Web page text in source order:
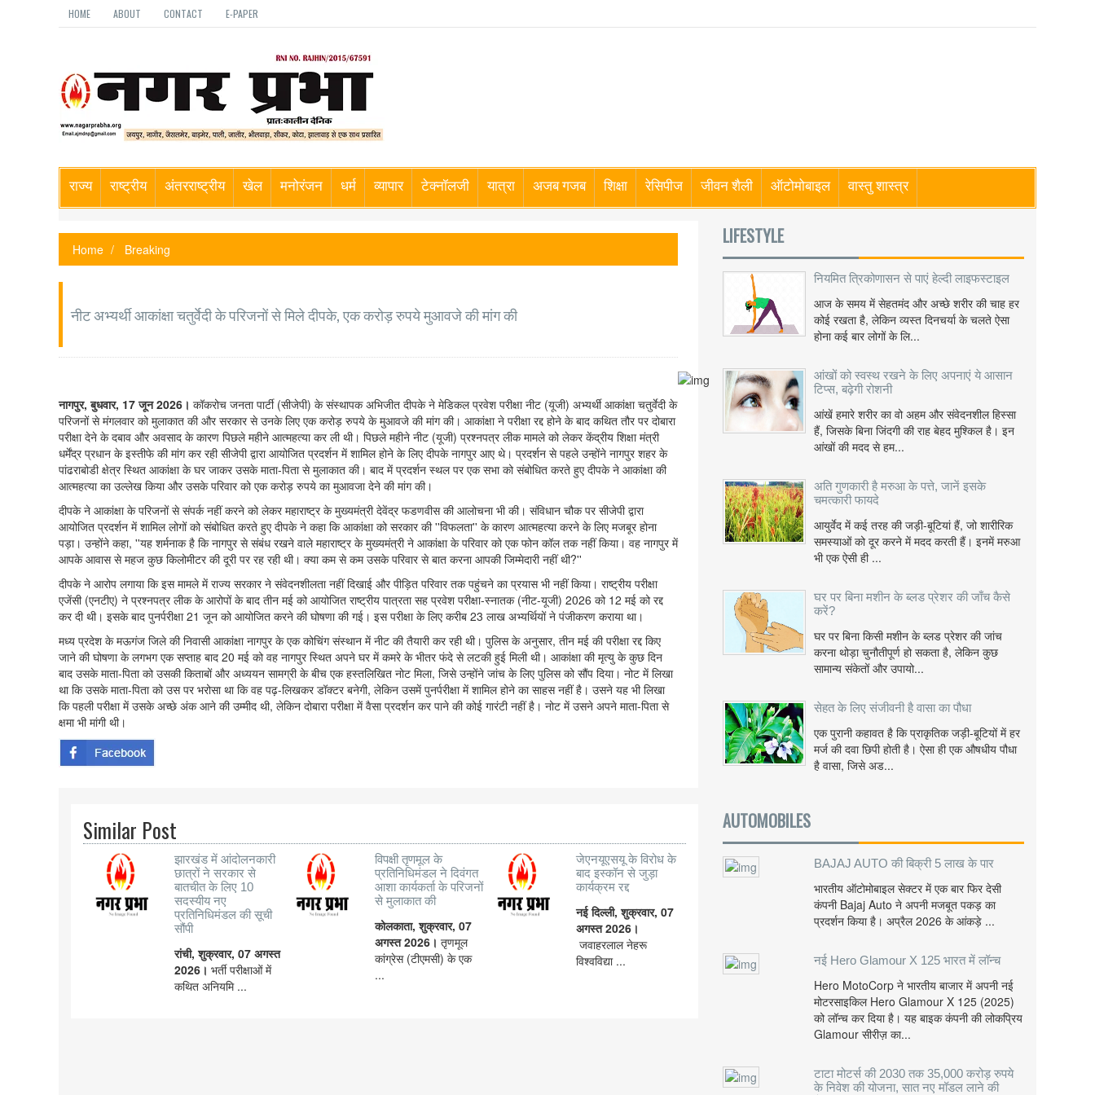
HOME ABOUT CONTACT E-PAPER
राज्य राष्ट्रीय अंतरराष्ट्रीय खेल मनोरंजन धर्म व्यापार टेक्नॉलजी यात्रा अजब गजब शिक्षा रेसिपीज जीवन शैली ऑटोमोबाइल वास्तु शास्त्र
Home Breaking
नीट अभ्यर्थी आकांक्षा चतुर्वेदी के परिजनों से मिले दीपके, एक करोड़ रुपये मुआवजे की मांग की
नागपुर, बुधवार, 17 जून 2026। कॉकरोच जनता पार्टी (सीजेपी) के संस्थापक अभिजीत दीपके ने मेडिकल प्रवेश परीक्षा नीट (यूजी) अभ्यर्थी आकांक्षा चतुर्वेदी के
परिजनों से मंगलवार को मुलाकात की और सरकार से उनके लिए एक करोड़ रुपये के मुआवजे की मांग की। आकांक्षा ने परीक्षा रद्द होने के बाद कथित तौर पर दोबारा
परीक्षा देने के दबाव और अवसाद के कारण पिछले महीने आत्महत्या कर ली थी। पिछले महीने नीट (यूजी) प्रश्नपत्र लीक मामले को लेकर केंद्रीय शिक्षा मंत्री
धर्मेंद्र प्रधान के इस्तीफे की मांग कर रही सीजेपी द्वारा आयोजित प्रदर्शन में शामिल होने के लिए दीपके नागपुर आए थे। प्रदर्शन से पहले उन्होंने नागपुर शहर के
पांढराबोडी क्षेत्र स्थित आकांक्षा के घर जाकर उसके माता-पिता से मुलाकात की। बाद में प्रदर्शन स्थल पर एक सभा को संबोधित करते हुए दीपके ने आकांक्षा की
आत्महत्या का उल्लेख किया और उसके परिवार को एक करोड़ रुपये का मुआवजा देने की मांग की।
दीपके ने आकांक्षा के परिजनों से संपर्क नहीं करने को लेकर महाराष्ट्र के मुख्यमंत्री देवेंद्र फडणवीस की आलोचना भी की। संविधान चौक पर सीजेपी द्वारा
आयोजित प्रदर्शन में शामिल लोगों को संबोधित करते हुए दीपके ने कहा कि आकांक्षा को सरकार की ''विफलता'' के कारण आत्महत्या करने के लिए मजबूर होना
पड़ा। उन्होंने कहा, ''यह शर्मनाक है कि नागपुर से संबंध रखने वाले महाराष्ट्र के मुख्यमंत्री ने आकांक्षा के परिवार को एक फोन कॉल तक नहीं किया। वह नागपुर में
आपके आवास से महज कुछ किलोमीटर की दूरी पर रह रही थी। क्या कम से कम उसके परिवार से बात करना आपकी जिम्मेदारी नहीं थी?''
दीपके ने आरोप लगाया कि इस मामले में राज्य सरकार ने संवेदनशीलता नहीं दिखाई और पीड़ित परिवार तक पहुंचने का प्रयास भी नहीं किया। राष्ट्रीय परीक्षा
एजेंसी (एनटीए) ने प्रश्नपत्र लीक के आरोपों के बाद तीन मई को आयोजित राष्ट्रीय पात्रता सह प्रवेश परीक्षा-स्नातक (नीट-यूजी) 2026 को 12 मई को रद्द
कर दी थी। इसके बाद पुनर्परीक्षा 21 जून को आयोजित करने की घोषणा की गई। इस परीक्षा के लिए करीब 23 लाख अभ्यर्थियों ने पंजीकरण कराया था।
मध्य प्रदेश के मऊगंज जिले की निवासी आकांक्षा नागपुर के एक कोचिंग संस्थान में नीट की तैयारी कर रही थी। पुलिस के अनुसार, तीन मई की परीक्षा रद्द किए
जाने की घोषणा के लगभग एक सप्ताह बाद 20 मई को वह नागपुर स्थित अपने घर में कमरे के भीतर फंदे से लटकी हुई मिली थी। आकांक्षा की मृत्यु के कुछ दिन
बाद उसके माता-पिता को उसकी किताबों और अध्ययन सामग्री के बीच एक हस्तलिखित नोट मिला, जिसे उन्होंने जांच के लिए पुलिस को सौंप दिया। नोट में लिखा
था कि उसके माता-पिता को उस पर भरोसा था कि वह पढ़-लिखकर डॉक्टर बनेगी, लेकिन उसमें पुनर्परीक्षा में शामिल होने का साहस नहीं है। उसने यह भी लिखा
कि पहली परीक्षा में उसके अच्छे अंक आने की उम्मीद थी, लेकिन दोबारा परीक्षा में वैसा प्रदर्शन कर पाने की कोई गारंटी नहीं है। नोट में उसने अपने माता-पिता से
क्षमा भी मांगी थी।
Similar Post
झारखंड में आंदोलनकारी
छात्रों ने सरकार से
बातचीत के लिए 10
सदस्यीय नए
प्रतिनिधिमंडल की सूची
सौंपी
रांची, शुक्रवार, 07 अगस्त
2026। भर्ती परीक्षाओं में
कथित अनियमि ...
विपक्षी तृणमूल के
प्रतिनिधिमंडल ने दिवंगत
आशा कार्यकर्ता के परिजनों
से मुलाकात की
कोलकाता, शुक्रवार, 07
अगस्त 2026।तृणमूल
कांग्रेस (टीएमसी) के एक
...
जेएनयूएसयू के विरोध के
बाद इस्कॉन से जुड़ा
कार्यक्रम रद्द
नई दिल्ली, शुक्रवार, 07
अगस्त 2026।
जवाहरलाल नेहरू
विश्वविद्या ...
LIFESTYLE
नियमित त्रिकोणासन से पाएं हेल्दी लाइफस्टाइल
आज के समय में सेहतमंद और अच्छे शरीर की चाह हर
कोई रखता है, लेकिन व्यस्त दिनचर्या के चलते ऐसा
होना कई बार लोगों के लि...
आंखों को स्वस्थ रखने के लिए अपनाएं ये आसान
टिप्स, बढ़ेगी रोशनी
आंखें हमारे शरीर का वो अहम और संवेदनशील हिस्सा
हैं, जिसके बिना जिंदगी की राह बेहद मुश्किल है। इन
आंखों की मदद से हम...
अति गुणकारी है मरुआ के पत्ते, जानें इसके
चमत्कारी फायदे
आयुर्वेद में कई तरह की जड़ी-बूटियां हैं, जो शारीरिक
समस्याओं को दूर करने में मदद करती हैं। इनमें मरुआ
भी एक ऐसी ही ...
घर पर बिना मशीन के ब्लड प्रेशर की जाँच कैसे
करें?
घर पर बिना किसी मशीन के ब्लड प्रेशर की जांच
करना थोड़ा चुनौतीपूर्ण हो सकता है, लेकिन कुछ
सामान्य संकेतों और उपायो...
सेहत के लिए संजीवनी है वासा का पौधा
एक पुरानी कहावत है कि प्राकृतिक जड़ी-बूटियों में हर
मर्ज की दवा छिपी होती है। ऐसा ही एक औषधीय पौधा
है वासा, जिसे अड...
AUTOMOBILES
BAJAJ AUTO की बिक्री 5 लाख के पार
भारतीय ऑटोमोबाइल सेक्टर में एक बार फिर देसी
कंपनी Bajaj Auto ने अपनी मजबूत पकड़ का
प्रदर्शन किया है। अप्रैल 2026 के आंकड़े ...
नई Hero Glamour X 125 भारत में लॉन्च
Hero MotoCorp ने भारतीय बाजार में अपनी नई
मोटरसाइकिल Hero Glamour X 125 (2025)
को लॉन्च कर दिया है। यह बाइक कंपनी की लोकप्रिय
Glamour सीरीज़ का...
टाटा मोटर्स की 2030 तक 35,000 करोड़ रुपये
के निवेश की योजना, सात नए मॉडल लाने की